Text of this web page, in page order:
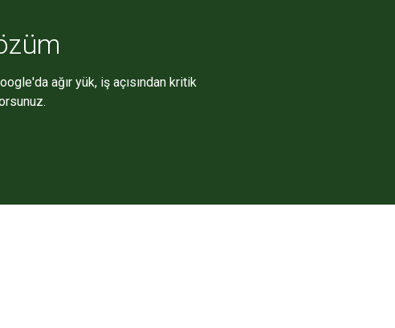
ağır yük, iş açısından kritik